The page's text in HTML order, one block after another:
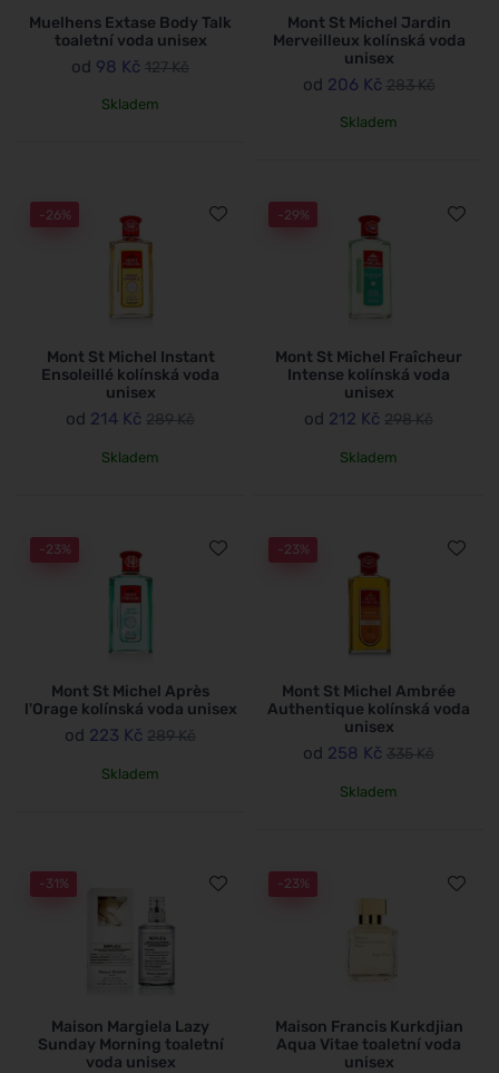
Muelhens Extase Body Talk
toaletní voda unisex
od 98 Kč 127 Kč
Skladem
Mont St Michel Jardin
Merveilleux kolínská voda
unisex
od 206 Kč 283 Kč
Skladem
-26%
Mont St Michel Instant
Ensoleillé kolínská voda
unisex
od 214 Kč 289 Kč
Skladem
-29%
Mont St Michel Fraîcheur
Intense kolínská voda
unisex
od 212 Kč 298 Kč
Skladem
-23%
Mont St Michel Après
l'Orage kolínská voda unisex
od 223 Kč 289 Kč
Skladem
-23%
Mont St Michel Ambrée
Authentique kolínská voda
unisex
od 258 Kč 335 Kč
Skladem
-31%
Maison Margiela Lazy
Sunday Morning toaletní
voda unisex
-23%
Maison Francis Kurkdjian
Aqua Vitae toaletní voda
unisex